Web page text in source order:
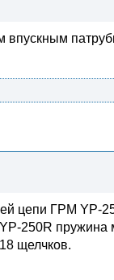
цепи ГРМ YP-
250R
щелчков.